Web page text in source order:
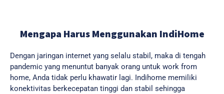
Mengapa Harus Menggunakan IndiHome
Dengan jaringan internet yang selalu stabil, maka di tengah
pandemic yang menuntut banyak orang untuk work from
home, Anda tidak perlu khawatir lagi. Indihome memiliki
konektivitas berkecepatan tinggi dan stabil sehingga